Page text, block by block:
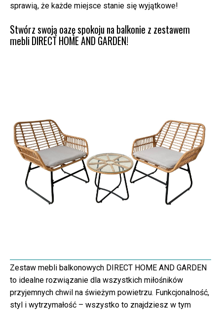
sprawią, że każde miejsce stanie się wyjątkowe!
Stwórz swoją oazę spokoju na balkonie z zestawem
mebli DIRECT HOME AND GARDEN!
Zestaw mebli balkonowych DIRECT HOME AND GARDEN
to idealne rozwiązanie dla wszystkich miłośników
przyjemnych chwil na świeżym powietrzu. Funkcjonalność,
styl i wytrzymałość – wszystko to znajdziesz w tym